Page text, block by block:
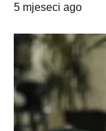
5 mjeseci ago